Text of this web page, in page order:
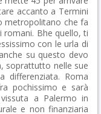
accanto a Termini
metropolitano che fa
romani. Bhe quello, ti
con le urla di
su questo devo
soprattutto nelle sue
differenziata. Roma
pochissimo e sarà
a Palermo in
e non finanziaria